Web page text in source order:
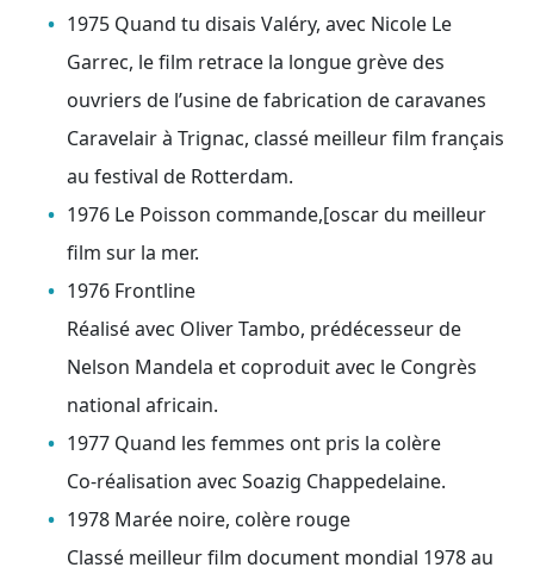
1975 Quand tu disais Valéry, avec Nicole Le
Garrec, le film retrace la longue grève des
ouvriers de l’usine de fabrication de caravanes
Caravelair à Trignac, classé meilleur film français
au festival de Rotterdam.
1976 Le Poisson commande,[oscar du meilleur
film sur la mer.
1976 Frontline
Réalisé avec Oliver Tambo, prédécesseur de
Nelson Mandela et coproduit avec le Congrès
national africain.
1977 Quand les femmes ont pris la colère
Co-réalisation avec Soazig Chappedelaine.
1978 Marée noire, colère rouge
Classé meilleur film document mondial 1978 au